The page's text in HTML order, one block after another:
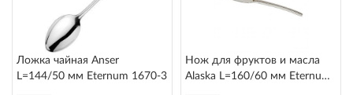
Ложка чайная Anser
L=144/50 мм Eternum 1670-3
Нож для фруктов и масла
Alaska L=160/60 мм Eternum